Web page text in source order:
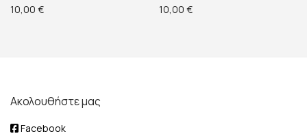
10,00 € 10,00 €
Ακολουθήστε μας
Facebook